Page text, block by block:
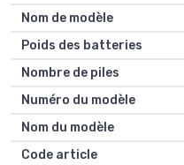
Nom de modèle
Poids des batteries
Nombre de piles
Numéro du modèle
Nom du modèle
Code article